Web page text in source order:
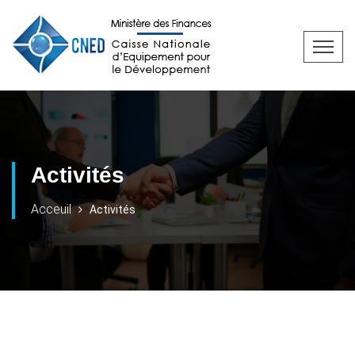
Activités
Acceuil Activités